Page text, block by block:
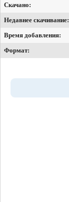
Скачано:
Недавнее скачивание:
Время добавления:
Формат: